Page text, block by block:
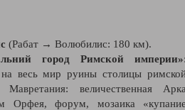
(Рабат → Волюбилис: 180 км).
город Римской империи»
весь мир руины столицы
Мавретания: величественная
Орфея, форум, мозаика